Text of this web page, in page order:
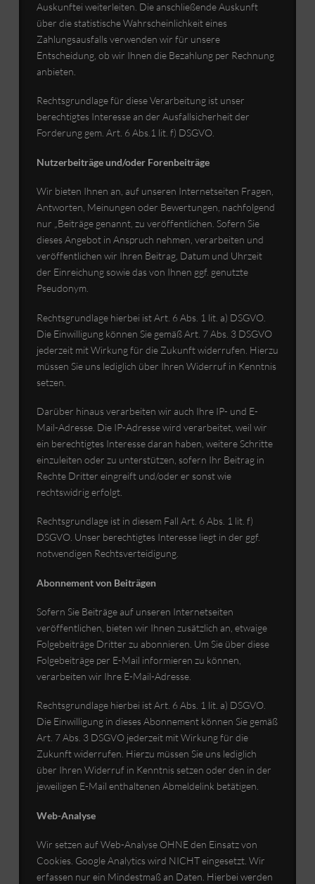
Auskunftei weiterleiten. Die anschließende Auskunft
über die statistische Wahrscheinlichkeit eines
Zahlungsausfalls verwenden wir für unsere
Entscheidung, ob wir Ihnen die Bezahlung per Rechnung
anbieten.
Rechtsgrundlage für diese Verarbeitung ist unser
berechtigtes Interesse an der Ausfallsicherheit der
Forderung gem. Art. 6 Abs.1 lit. f) DSGVO.
Nutzerbeiträge und/oder Forenbeiträge
Wir bieten Ihnen an, auf unseren Internetseiten Fragen,
Antworten, Meinungen oder Bewertungen, nachfolgend
nur „Beiträge genannt, zu veröffentlichen. Sofern Sie
dieses Angebot in Anspruch nehmen, verarbeiten und
veröffentlichen wir Ihren Beitrag, Datum und Uhrzeit
der Einreichung sowie das von Ihnen ggf. genutzte
Pseudonym.
Rechtsgrundlage hierbei ist Art. 6 Abs. 1 lit. a) DSGVO.
Die Einwilligung können Sie gemäß Art. 7 Abs. 3 DSGVO
jederzeit mit Wirkung für die Zukunft widerrufen. Hierzu
müssen Sie uns lediglich über Ihren Widerruf in Kenntnis
setzen.
Darüber hinaus verarbeiten wir auch Ihre IP- und E-
Mail-Adresse. Die IP-Adresse wird verarbeitet, weil wir
ein berechtigtes Interesse daran haben, weitere Schritte
einzuleiten oder zu unterstützen, sofern Ihr Beitrag in
Rechte Dritter eingreift und/oder er sonst wie
rechtswidrig erfolgt.
Rechtsgrundlage ist in diesem Fall Art. 6 Abs. 1 lit. f)
DSGVO. Unser berechtigtes Interesse liegt in der ggf.
notwendigen Rechtsverteidigung.
Abonnement von Beiträgen
Sofern Sie Beiträge auf unseren Internetseiten
veröffentlichen, bieten wir Ihnen zusätzlich an, etwaige
Folgebeiträge Dritter zu abonnieren. Um Sie über diese
Folgebeiträge per E-Mail informieren zu können,
verarbeiten wir Ihre E-Mail-Adresse.
Rechtsgrundlage hierbei ist Art. 6 Abs. 1 lit. a) DSGVO.
Die Einwilligung in dieses Abonnement können Sie gemäß
Art. 7 Abs. 3 DSGVO jederzeit mit Wirkung für die
Zukunft widerrufen. Hierzu müssen Sie uns lediglich
über Ihren Widerruf in Kenntnis setzen oder den in der
jeweiligen E-Mail enthaltenen Abmeldelink betätigen.
Web-Analyse
Wir setzen auf Web-Analyse OHNE den Einsatz von
Cookies. Google Analytics wird NICHT eingesetzt. Wir
erfassen nur ein Mindestmaß an Daten. Hierbei werden